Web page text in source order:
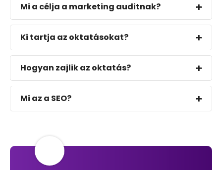
Mi a célja a marketing auditnak?
Ki tartja az oktatásokat?
Hogyan zajlik az oktatás?
Mi az a SEO?